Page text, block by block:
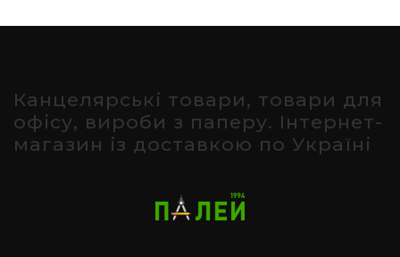
Канцелярські товари, товари для
офісу, вироби з паперу. Інтернет-
магазин із доставкою по Україні